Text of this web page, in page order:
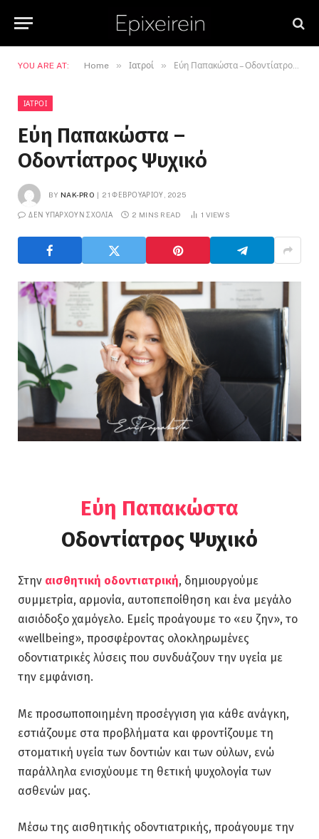
YOU ARE AT: Home » Ιατροί » Εύη Παπακώστα – Οδοντίατρος Ψυχικό
ΙΑΤΡΟΊ
Εύη Παπακώστα –
Οδοντίατρος Ψυχικό
BY NAK-PRO 21 ΦΕΒΡΟΥΑΡΊΟΥ, 2025
ΔΕΝ ΥΠΆΡΧΟΥΝ ΣΧΌΛΙΑ 2 MINS READ 1 VIEWS
Εύη Παπακώστα
Οδοντίατρος Ψυχικό
Στην αισθητική οδοντιατρική, δημιουργούμε
συμμετρία, αρμονία, αυτοπεποίθηση και ένα μεγάλο
αισιόδοξο χαμόγελο. Εμείς προάγουμε το «ευ ζην», το
«wellbeing», προσφέροντας ολοκληρωμένες
οδοντιατρικές λύσεις που συνδυάζουν την υγεία με
την εμφάνιση.
Με προσωποποιημένη προσέγγιση για κάθε ανάγκη,
εστιάζουμε στα προβλήματα και φροντίζουμε τη
στοματική υγεία των δοντιών και των ούλων, ενώ
παράλληλα ενισχύουμε τη θετική ψυχολογία των
ασθενών μας.
Μέσω της αισθητικής οδοντιατρικής, προάγουμε την